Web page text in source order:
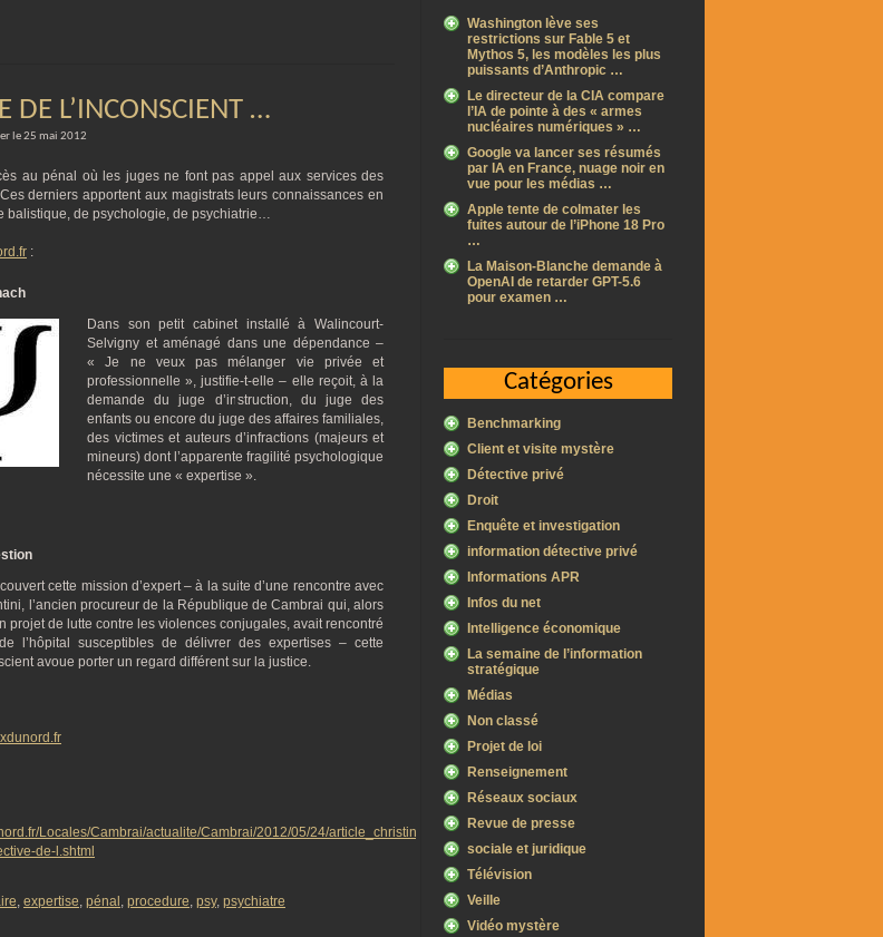
DE L’INCONSCIENT …
le 25 mai 2012
au pénal où les juges ne font pas appel aux services des
derniers apportent aux magistrats leurs connaissances en
balistique, de psychologie, de psychiatrie…
:
Dans son petit cabinet installé à Walincourt-
Selvigny et aménagé dans une dépendance –
« Je ne veux pas mélanger vie privée et
professionnelle », justifie-t-elle – elle reçoit, à la
demande du juge d’instruction, du juge des
enfants ou encore du juge des affaires familiales,
des victimes et auteurs d’infractions (majeurs et
mineurs) dont l’apparente fragilité psychologique
nécessite une « expertise ».
cette mission d’expert – à la suite d’une rencontre avec
l’ancien procureur de la République de Cambrai qui, alors
projet de lutte contre les violences conjugales, avait rencontré
l’hôpital susceptibles de délivrer des expertises – cette
avoue porter un regard différent sur la justice.
Locales/Cambrai/actualite/Cambrai/2012/05/24/article_christine-
de-l.shtml
, expertise, pénal , procedure, psy, psychiatre
Washington lève ses
restrictions sur Fable 5 et
Mythos 5, les modèles les plus
puissants d’Anthropic …
Le directeur de la CIA compare
l’IA de pointe à des « armes
nucléaires numériques » …
Google va lancer ses résumés
par IA en France, nuage noir en
vue pour les médias …
Apple tente de colmater les
fuites autour de l’iPhone 18 Pro
…
La Maison-Blanche demande à
OpenAI de retarder GPT-5.6
pour examen …
Catégories
Benchmarking
Client et visite mystère
Détective privé
Droit
Enquête et investigation
information détective privé
Informations APR
Infos du net
Intelligence économique
La semaine de l’information
stratégique
Médias
Non classé
Projet de loi
Renseignement
Réseaux sociaux
Revue de presse
sociale et juridique
Télévision
Veille
Vidéo mystère